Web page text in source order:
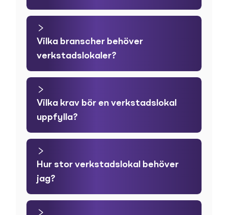
Vilka branscher behöver
verkstadslokaler?
Vilka krav bör en verkstadslokal
uppfylla?
Hur stor verkstadslokal behöver
jag?